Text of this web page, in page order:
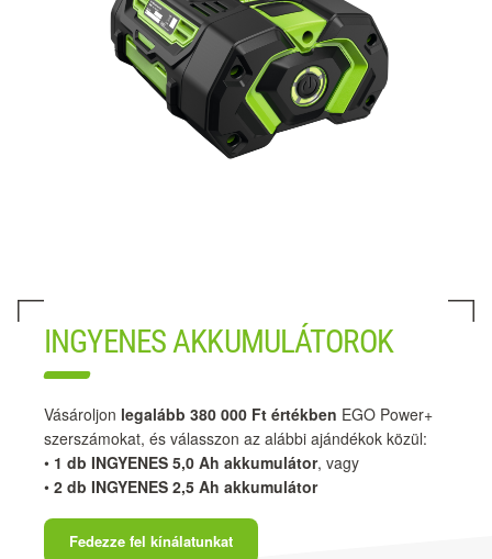
INGYENES AKKUMULÁTOROK
Vásároljon legalább 380 000 Ft értékben EGO Power+
szerszámokat, és válasszon az alábbi ajándékok közül:
• 1 db INGYENES 5,0 Ah akkumulátor, vagy
• 2 db INGYENES 2,5 Ah akkumulátor
Fedezze fel kínálatunkat